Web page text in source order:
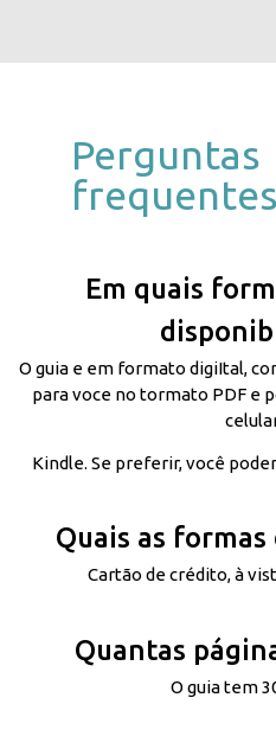
Perguntas
frequentes
Em quais
O guia e em formato digiItal,
para voce no tormato PDF e
Kindle. Se preferir, você
Quais as
Cartão de crédito, à
Quantas
O guia tem